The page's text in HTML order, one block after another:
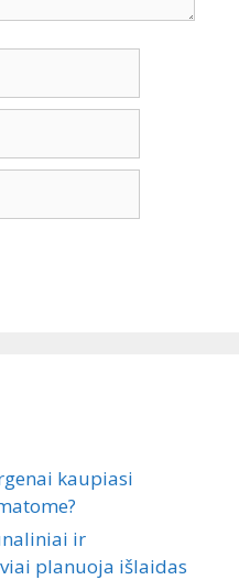
kaupiasi
ir
planuoja išlaidas